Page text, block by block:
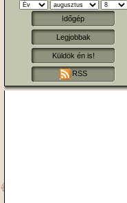
Időgép
Legjobbak
Küldök én is!
RSS